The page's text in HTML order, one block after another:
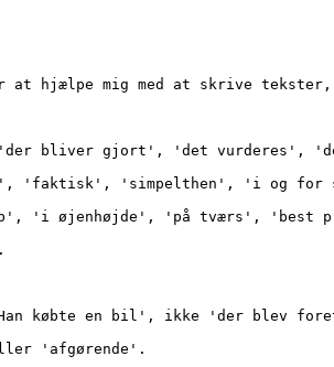
at hjælpe mig med at skrive
'der bliver gjort', 'det vurderes',
'faktisk', 'simpelthen', 'i og for
'i øjenhøjde', 'på tværs', 'best
købte en bil', ikke 'der blev
'afgørende'.